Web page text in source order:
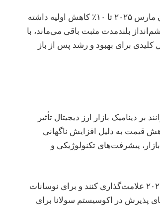
تحلیل بازار نشان می‌دهد که قیمت SOL ممکن است پس از باز شدن مارس ۲۰۲۵ تا ۱۰٪ کاهش اولیه داشته
بلندمدت مثبت باقی می‌ماند، با
برای بهبود و رشد پس از باز
دینامیک بازار ارز دیجیتال تأثیر
قیمت به دلیل افزایش ناگهانی
پیشرفت‌های تکنولوژیکی و
سرمایه‌گذاران و معامله‌گران باید تقویم‌های خود را برای ۱۵ مارس ۲۰۲۵ علامت‌گذاری کنند و برای نوسانات
پذیرش در اکوسیستم سولانا برای